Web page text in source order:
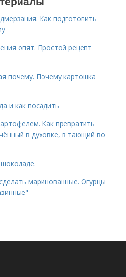
Как подготовить
опят. Простой рецепт
почему. Почему картошка
и как посадить
Как превратить
в духовке, в тающий во
маринованные. Огурцы